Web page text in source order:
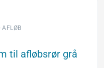
AFLØB
til afløbsrør grå